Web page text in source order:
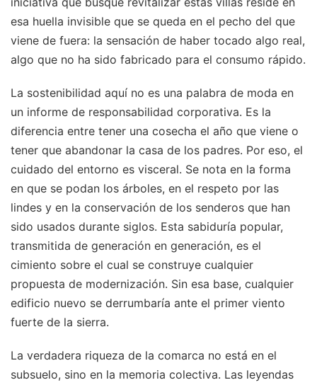
esa huella invisible que se queda en el pecho del que
viene de fuera: la sensación de haber tocado algo real,
algo que no ha sido fabricado para el consumo rápido.
La sostenibilidad aquí no es una palabra de moda en
un informe de responsabilidad corporativa. Es la
diferencia entre tener una cosecha el año que viene o
tener que abandonar la casa de los padres. Por eso, el
cuidado del entorno es visceral. Se nota en la forma
en que se podan los árboles, en el respeto por las
lindes y en la conservación de los senderos que han
sido usados durante siglos. Esta sabiduría popular,
transmitida de generación en generación, es el
cimiento sobre el cual se construye cualquier
propuesta de modernización. Sin esa base, cualquier
edificio nuevo se derrumbaría ante el primer viento
fuerte de la sierra.
La verdadera riqueza de la comarca no está en el
subsuelo, sino en la memoria colectiva. Las leyendas